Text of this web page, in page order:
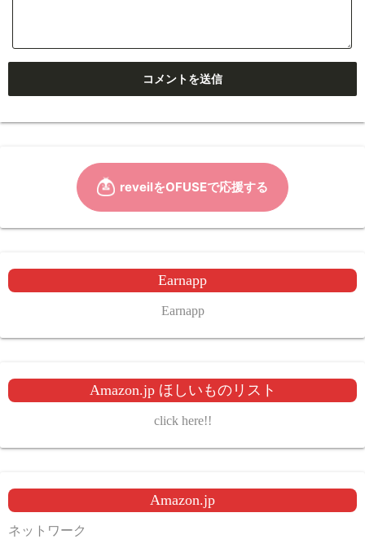
Earnapp
Earnapp
Amazon.jp ほしいものリスト
click here!!
Amazon.jp
ネットワーク